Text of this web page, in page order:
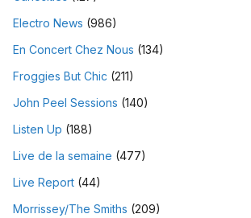
Electro News (986)
En Concert Chez Nous (134)
Froggies But Chic (211)
John Peel Sessions (140)
Listen Up (188)
Live de la semaine (477)
Live Report (44)
Morrissey/The Smiths (209)